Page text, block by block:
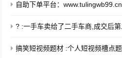
自助下单平台：
? :一手车卖给了二手车商,成交后
搞笑短视频题材 :个人短视频槽点题